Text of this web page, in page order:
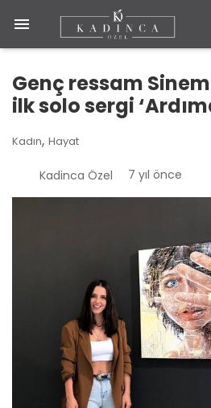
Genç ressam
ilk solo sergi
Kadın, Hayat
Kadinca Özel 7 yıl önce